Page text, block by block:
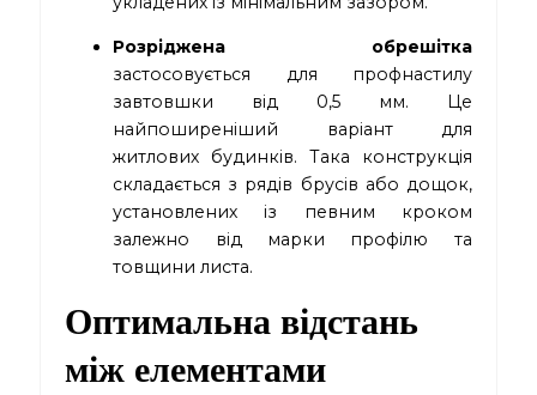
Розріджена обрешітка
застосовується для профнастилу
завтовшки від 0,5 мм. Це
найпоширеніший варіант для
житлових будинків. Така конструкція
складається з рядів брусів або дощок,
установлених із певним кроком
залежно від марки профілю та
товщини листа.
Оптимальна відстань
між елементами